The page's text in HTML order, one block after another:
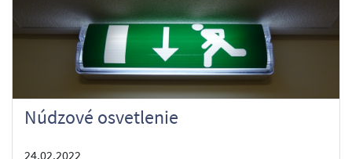
Núdzové osvetlenie
24.02.2022